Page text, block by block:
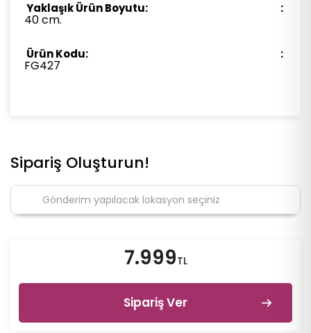
Yaklaşık Ürün Boyutu:
40 cm.
Ürün Kodu:
FG427
Sipariş Oluşturun!
7.999TL
Sipariş Ver